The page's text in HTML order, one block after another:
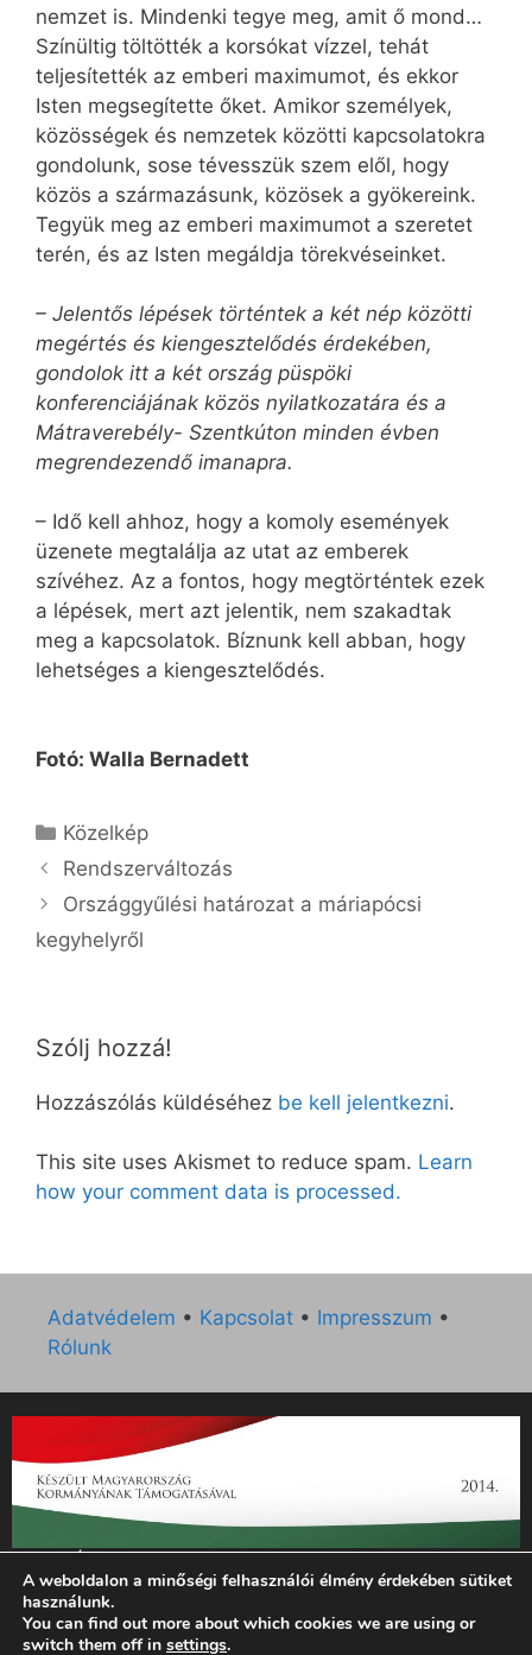
nemzet is. Mindenki tegye meg, amit ő mond…
Színültig töltötték a korsókat vízzel, tehát
teljesítették az emberi maximumot, és ekkor
Isten megsegítette őket. Amikor személyek,
közösségek és nemzetek közötti kapcsolatokra
gondolunk, sose tévesszük szem elől, hogy
közös a származásunk, közösek a gyökereink.
Tegyük meg az emberi maximumot a szeretet
terén, és az Isten megáldja törekvéseinket.
– Jelentős lépések történtek a két nép közötti
megértés és kiengesztelődés érdekében,
gondolok itt a két ország püspöki
konferenciájának közös nyilatkozatára és a
Mátraverebély- Szentkúton minden évben
megrendezendő imanapra.
– Idő kell ahhoz, hogy a komoly események
üzenete megtalálja az utat az emberek
szívéhez. Az a fontos, hogy megtörténtek ezek
a lépések, mert azt jelentik, nem szakadtak
meg a kapcsolatok. Bíznunk kell abban, hogy
lehetséges a kiengesztelődés.
Fotó: Walla Bernadett
Kategória
Közelkép
Rendszerváltozás
Országgyűlési határozat a máriapócsi
kegyhelyről
Szólj hozzá!
Hozzászólás küldéséhez be kell jelentkezni.
This site uses Akismet to reduce spam. Learn
how your comment data is processed.
Adatvédelem • Kapcsolat • Impresszum •
Rólunk
„Az Új Ember katolikus hetilap 2014. évi működésének
támogatását az EGYH-KCP-14-P-0121 sz. támogatási
szerződés keretében 3 000 000 Ft összegben támogatta az
Emberi Erőforrások Minisztériuma.”
A weboldalon a minőségi felhasználói élmény érdekében sütiket
használunk.
You can find out more about which cookies we are using or
switch them off in settings.